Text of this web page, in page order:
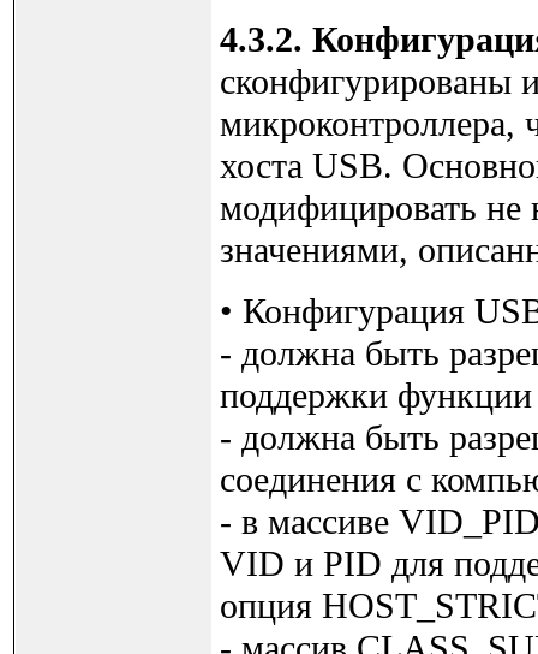
4.3.2.
сконфигурированы
микроконтроллера,
хоста USB.
модифицировать не
значениями,
• Конфигурация
- должна быть
поддержки функции
- должна быть
соединения с
- в массиве
VID и PID для
опция